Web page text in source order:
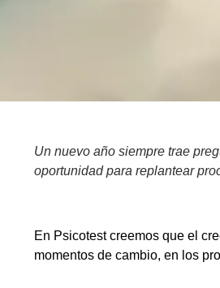
Un nuevo año siempre trae
oportunidad para replantear
En Psicotest creemos que el
momentos de cambio, en los